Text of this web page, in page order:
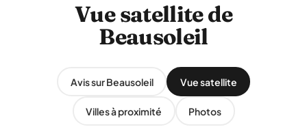
Vue satellite de
Beausoleil
Avis sur Beausoleil Vue satellite
Villes à proximité Photos